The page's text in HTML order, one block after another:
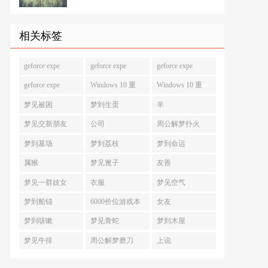
相关标签
geforce expe geforce expe geforce expe
geforce expe Windows 10 重 Windows 10 重
梦见被困 梦到生蛋 羊
梦见交新朋友 公司 周公解梦扑火
梦到墓场 梦到荔枝 梦到命运
属猴 梦见篦子 友善
梦见一群妓女 衣服 梦见空气
梦到船锚 6000价位游戏本 女友
梦到咳嗽 梦见青蛇 梦到木屋
梦见牛排 周公解梦磨刀 上说